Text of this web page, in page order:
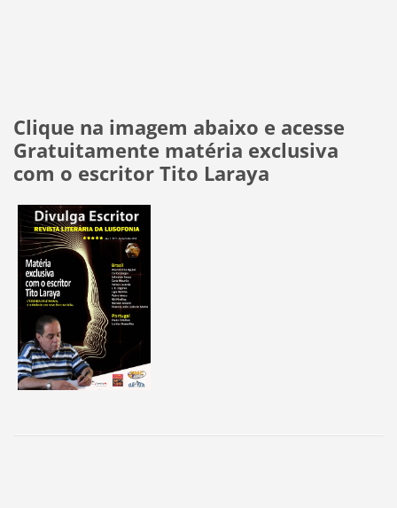
Clique na imagem abaixo e acesse
Gratuitamente matéria exclusiva
com o escritor Tito Laraya